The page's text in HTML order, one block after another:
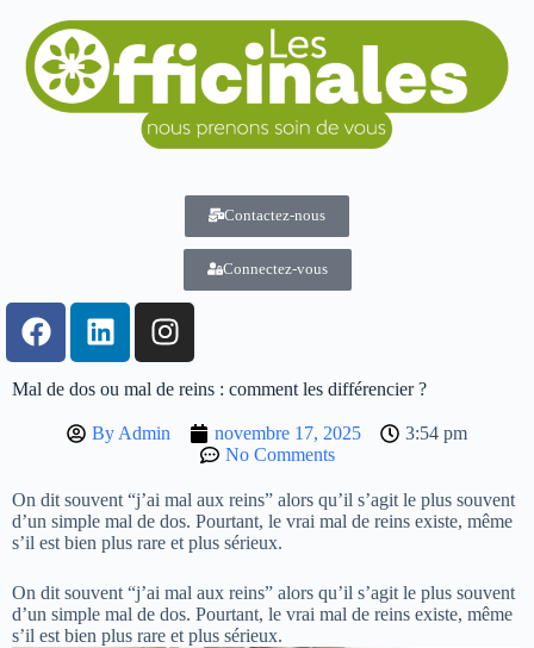
Contactez-nous
Connectez-vous
Mal de dos ou mal de reins : comment les différencier ?
By Admin novembre 17, 2025
3:54 pm
No Comments
On dit souvent “j’ai mal aux reins” alors qu’il s’agit le plus souvent
d’un simple mal de dos. Pourtant, le vrai mal de reins existe, même
s’il est bien plus rare et plus sérieux.
On dit souvent “j’ai mal aux reins” alors qu’il s’agit le plus souvent
d’un simple mal de dos. Pourtant, le vrai mal de reins existe, même
s’il est bien plus rare et plus sérieux.